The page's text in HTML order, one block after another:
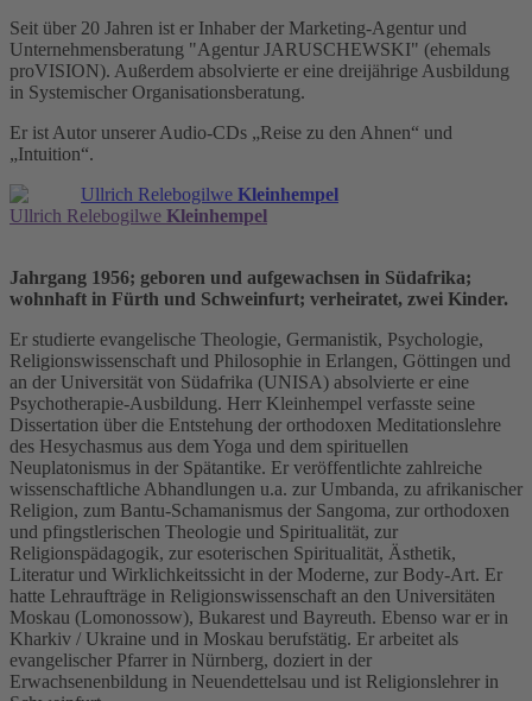
Seit über 20 Jahren ist er Inhaber der Marketing-Agentur und
Unternehmensberatung "Agentur JARUSCHEWSKI" (ehemals
proVISION). Außerdem absolvierte er eine dreijährige Ausbildung
in Systemischer Organisationsberatung.
Er ist Autor unserer Audio-CDs „Reise zu den Ahnen“ und
„Intuition“.
Ullrich Relebogilwe Kleinhempel
Ullrich Relebogilwe Kleinhempel
Jahrgang 1956; geboren und aufgewachsen in Südafrika;
wohnhaft in Fürth und Schweinfurt; verheiratet, zwei Kinder.
Er studierte evangelische Theologie, Germanistik, Psychologie,
Religionswissenschaft und Philosophie in Erlangen, Göttingen und
an der Universität von Südafrika (UNISA) absolvierte er eine
Psychotherapie-Ausbildung. Herr Kleinhempel verfasste seine
Dissertation über die Entstehung der orthodoxen Meditationslehre
des Hesychasmus aus dem Yoga und dem spirituellen
Neuplatonismus in der Spätantike. Er veröffentlichte zahlreiche
wissenschaftliche Abhandlungen u.a. zur Umbanda, zu afrikanischer
Religion, zum Bantu-Schamanismus der Sangoma, zur orthodoxen
und pfingstlerischen Theologie und Spiritualität, zur
Religionspädagogik, zur esoterischen Spiritualität, Ästhetik,
Literatur und Wirklichkeitssicht in der Moderne, zur Body-Art. Er
hatte Lehraufträge in Religionswissenschaft an den Universitäten
Moskau (Lomonossow), Bukarest und Bayreuth. Ebenso war er in
Kharkiv / Ukraine und in Moskau berufstätig. Er arbeitet als
evangelischer Pfarrer in Nürnberg, doziert in der
Erwachsenenbildung in Neuendettelsau und ist Religionslehrer in